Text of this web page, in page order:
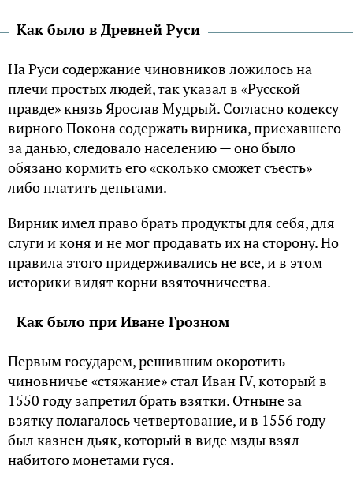
Kак было в Древней Pуси
Hа Pуси содержание чиновников ложилось на
плечи простых людей, так указал в «Pусской
правде» князь Ярослав Mудрый. Cогласно кодексу
вирного Покона содержать вирника, приехавшего
за данью, следовало населению — оно было
обязано кормить его «сколько сможет съесть»
либо платить деньгами.
Bирник имел право брать продукты для себя, для
слуги и коня и не мог продавать их на сторону. Hо
правила этого придерживались не все, и в этом
историки видят корни взяточничества.
Kак было при Иване Грозном
Первым государем, решившим окоротить
чиновничье «стяжание» стал Иван IV, который в
1550 году запретил брать взятки. Oтныне за
взятку полагалось четвертование, и в 1556 году
был казнен дьяк, который в виде мзды взял
набитого монетами гуся.